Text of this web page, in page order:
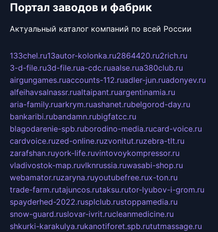
Портал заводов и фабрик
Актуальный каталог компаний по всей России
133chel.ru13autor-kolonka.ru2864420.ru2rich.ru
3-d-file.ru3d-file.rua-cdc.ruaalse.rua380club.ru
airgungames.ruaccounts-112.ruadler-jun.ruadonyev.ru
alfeihavsalnassr.rualtaipant.ruargentinamia.ru
aria-family.ruarkrym.ruashanet.rubelgorod-day.ru
bankaribi.rubandamn.rubigfatcc.ru
blagodarenie-spb.ruborodino-media.rucard-voice.ru
cardvoice.ruzed-online.ruzvonitut.ruzebra-tlt.ru
zarafshan.ruyork-life.ruvintovoykompressor.ru
vladivostok-map.ruvlknrussia.ruwasabi-shop.ru
webamator.ruzaryna.ruyoutubefree.rux-ton.ru
trade-farm.rutajuncos.rutaksu.rutor-lyubov-i-grom.ru
spayderhed-2022.rusplclub.rustoppamedia.ru
snow-guard.ruslovar-ivrit.rucleanmedicine.ru
shkurki-karakulya.rukanotiforet.spb.rututmassage.ru